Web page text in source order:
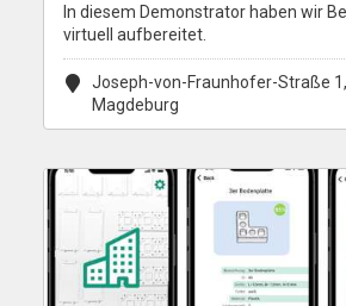
In diesem Demonstrator haben wir
virtuell aufbereitet.
Joseph-von-Fraunhofer-Straße
Magdeburg